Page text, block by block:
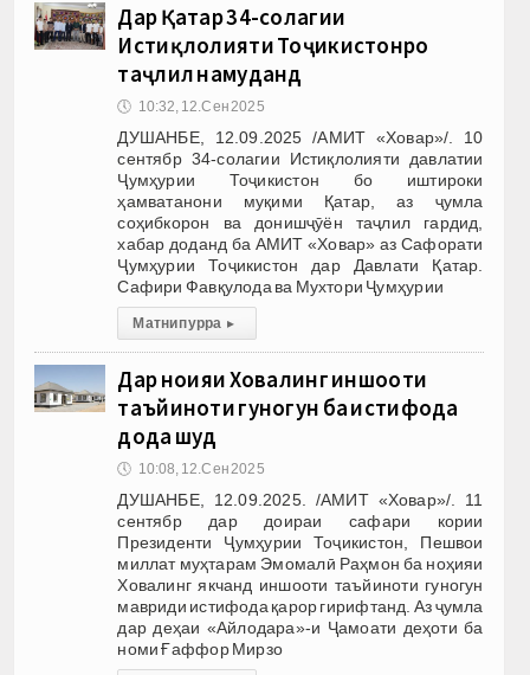
Дар Қатар 34-солагии
Истиқлолияти Тоҷикистонро
таҷлил намуданд
🕔 10:32, 12.Сен 2025
ДУШАНБЕ, 12.09.2025 /АМИТ «Ховар»/. 10
сентябр 34-солагии Истиқлолияти давлатии
Ҷумҳурии Тоҷикистон бо иштироки
ҳамватанони муқими Қатар, аз ҷумла
соҳибкорон ва донишҷӯён таҷлил гардид,
хабар доданд ба АМИТ «Ховар» аз Сафорати
Ҷумҳурии Тоҷикистон дар Давлати Қатар.
Сафири Фавқулода ва Мухтори Ҷумҳурии
Матни пурра ▸
Дар ноҳияи Ховалинг иншооти
таъйиноти гуногун ба истифода
дода шуд
🕔 10:08, 12.Сен 2025
ДУШАНБЕ, 12.09.2025. /АМИТ «Ховар»/. 11
сентябр дар доираи сафари кории
Президенти Ҷумҳурии Тоҷикистон, Пешвои
миллат муҳтарам Эмомалӣ Раҳмон ба ноҳияи
Ховалинг якчанд иншооти таъйиноти гуногун
мавриди истифода қарор гирифтанд. Аз ҷумла
дар деҳаи «Айлодара»-и Ҷамоати деҳоти ба
номи Ғаффор Мирзо